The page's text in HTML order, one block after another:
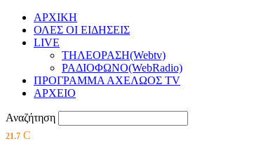
ΑΡΧΙΚΗ
ΟΛΕΣ ΟΙ ΕΙΔΗΣΕΙΣ
LIVE
ΤΗΛΕΟΡΑΣΗ(Webtv)
ΡΑΔΙΟΦΩΝΟ(WebRadio)
ΠΡΟΓΡΑΜΜΑ ΑΧΕΛΩΟΣ TV
ΑΡΧΕΙΟ
Αναζήτηση
21.7 C